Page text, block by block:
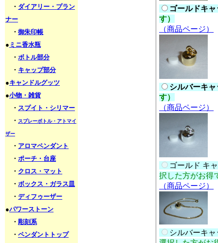
・ ダイアリー・プラン
ナー
・ 御朱印帳
● ミニ香水瓶
・ ボトル部分
・ キャップ部分
●キャンドルグッツ
●小物・雑貨
・ スプイト・シリマー
・ スプレーボトル・アトマイ
ザー
・ アロマペンダント
・ ポーチ・台座
・ クロス・マット
・ ボックス・ガラス皿
・ ディフゥーザー
●パワーストーン
・ 彫刻系
・ ペンダントトップ
ゴールドキ
す）
（商品ページ）
シルバーキ
す）
（商品ページ）
ゴールド キ
択した方がお得
（商品ページ）
シルバーキ